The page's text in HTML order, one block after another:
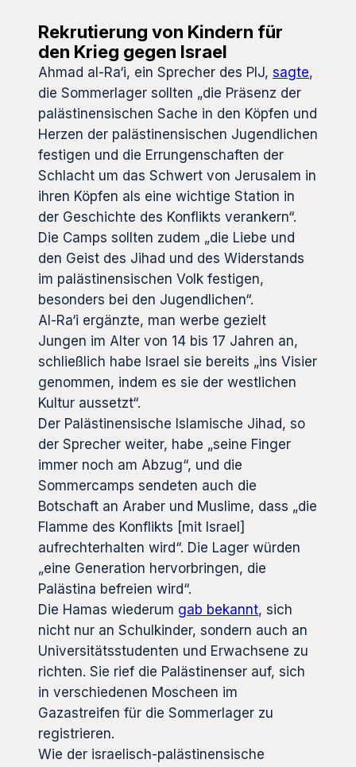
Rekrutierung von Kindern für
den Krieg gegen Israel
Ahmad al-Ra‘i, ein Sprecher des PIJ, sagte,
die Sommerlager sollten „die Präsenz der
palästinensischen Sache in den Köpfen und
Herzen der palästinensischen Jugendlichen
festigen und die Errungenschaften der
Schlacht um das Schwert von Jerusalem in
ihren Köpfen als eine wichtige Station in
der Geschichte des Konflikts verankern“.
Die Camps sollten zudem „die Liebe und
den Geist des Jihad und des Widerstands
im palästinensischen Volk festigen,
besonders bei den Jugendlichen“.
Al-Ra‘i ergänzte, man werbe gezielt
Jungen im Alter von 14 bis 17 Jahren an,
schließlich habe Israel sie bereits „ins Visier
genommen, indem es sie der westlichen
Kultur aussetzt“.
Der Palästinensische Islamische Jihad, so
der Sprecher weiter, habe „seine Finger
immer noch am Abzug“, und die
Sommercamps sendeten auch die
Botschaft an Araber und Muslime, dass „die
Flamme des Konflikts [mit Israel]
aufrechterhalten wird“. Die Lager würden
„eine Generation hervorbringen, die
Palästina befreien wird“.
Die Hamas wiederum gab bekannt, sich
nicht nur an Schulkinder, sondern auch an
Universitätsstudenten und Erwachsene zu
richten. Sie rief die Palästinenser auf, sich
in verschiedenen Moscheen im
Gazastreifen für die Sommerlager zu
registrieren.
Wie der israelisch-palästinensische